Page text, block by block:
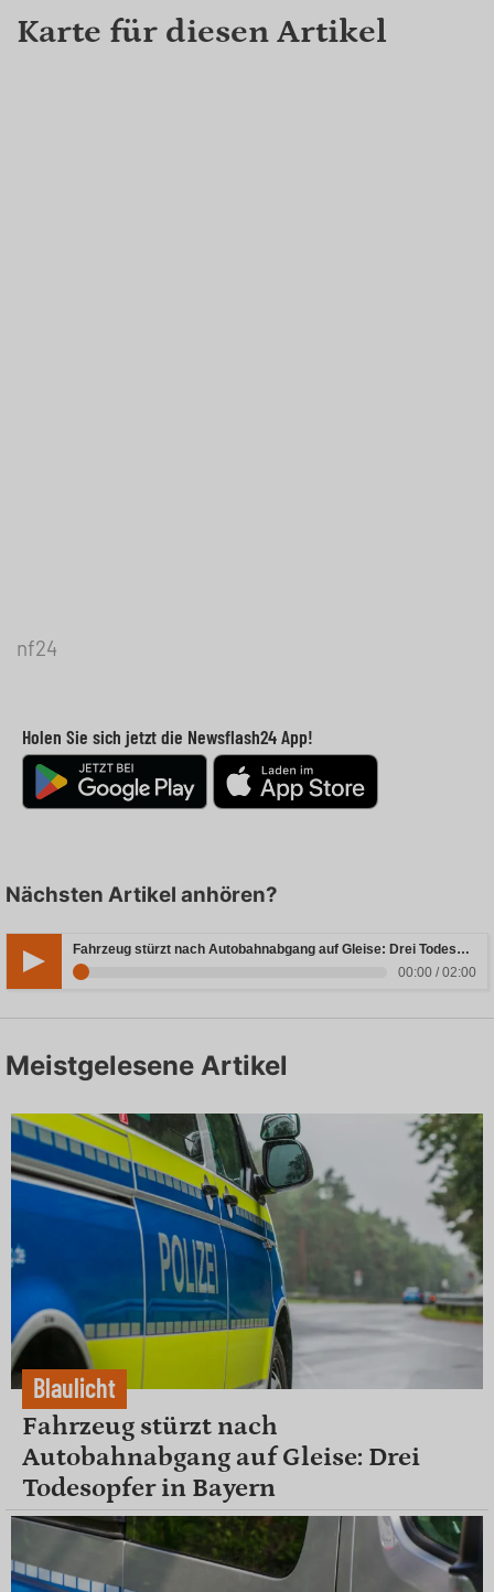
Karte für diesen Artikel
nf24
Holen Sie sich jetzt die Newsflash24 App!
Nächsten Artikel anhören?
Fahrzeug stürzt nach Autobahnabgang auf Gleise: Drei Todesopfer in Bayern
00:00 / 02:00
Meistgelesene Artikel
Blaulicht
Fahrzeug stürzt nach
Autobahnabgang auf Gleise: Drei
Todesopfer in Bayern